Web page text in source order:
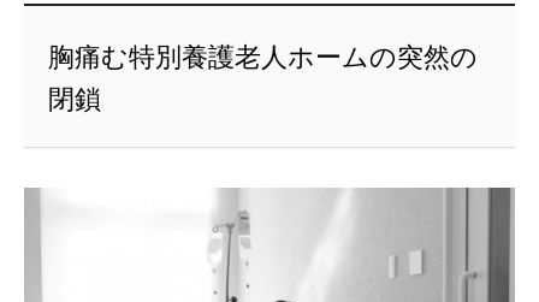
胸痛む特別養護老人ホームの突然の
閉鎖